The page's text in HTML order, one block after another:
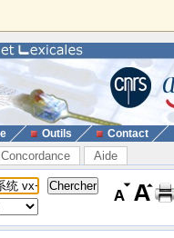
Outils Contact
Concordance Aide